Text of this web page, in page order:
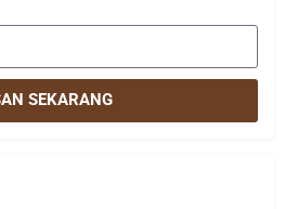
SEKARANG